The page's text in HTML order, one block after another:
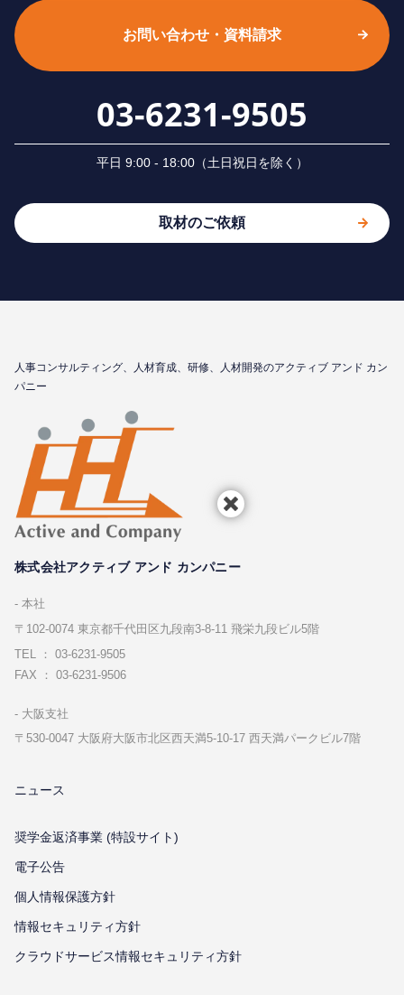
お問い合わせ・資料請求
03-6231-9505
平⽇ 9:00 - 18:00（⼟⽇祝⽇を除く）
取材のご依頼
⼈事コンサルティング、⼈材育成、研修、⼈材開発のアクティブ アンド カン
パニー
株式会社アクティブ アンド カンパニー
本社
〒102-0074 東京都千代⽥区九段南3-8-11 飛栄九段ビル5階
TEL ： 03-6231-9505
FAX ： 03-6231-9506
⼤阪⽀社
〒530-0047 ⼤阪府⼤阪市北区⻄天満5-10-17 ⻄天満パークビル7階
ニュース
奨学金返済事業 (特設サイト)
電子公告
個⼈情報保護⽅針
情報セキュリティ⽅針
クラウドサービス情報セキュリティ方針